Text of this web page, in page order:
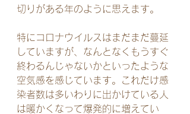
切りがある年のように思えます。
特にコロナウイルスはまだまだ蔓延
していますが、なんとなくもうすぐ
終わるんじゃないかといったような
空気感を感じています。これだけ感
染者数は多いわりに出かけている人
は暖かくなって爆発的に増えてい